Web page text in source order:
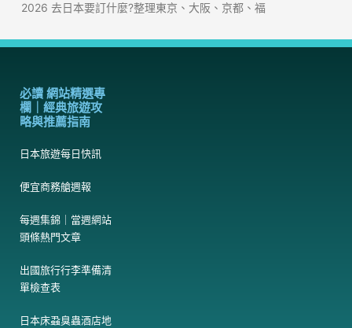
2026 去日本要訂什麼?整理東京、大阪、京都、福
必讀 網站精選專
欄｜經典旅遊攻
略與推薦指南
日本旅遊每日快訊
便宜商務艙週報
每週集錦｜當週網站
頭條熱門文章
出國旅行行李準備清
單檢查表
日本床蝨臭蟲酒店地